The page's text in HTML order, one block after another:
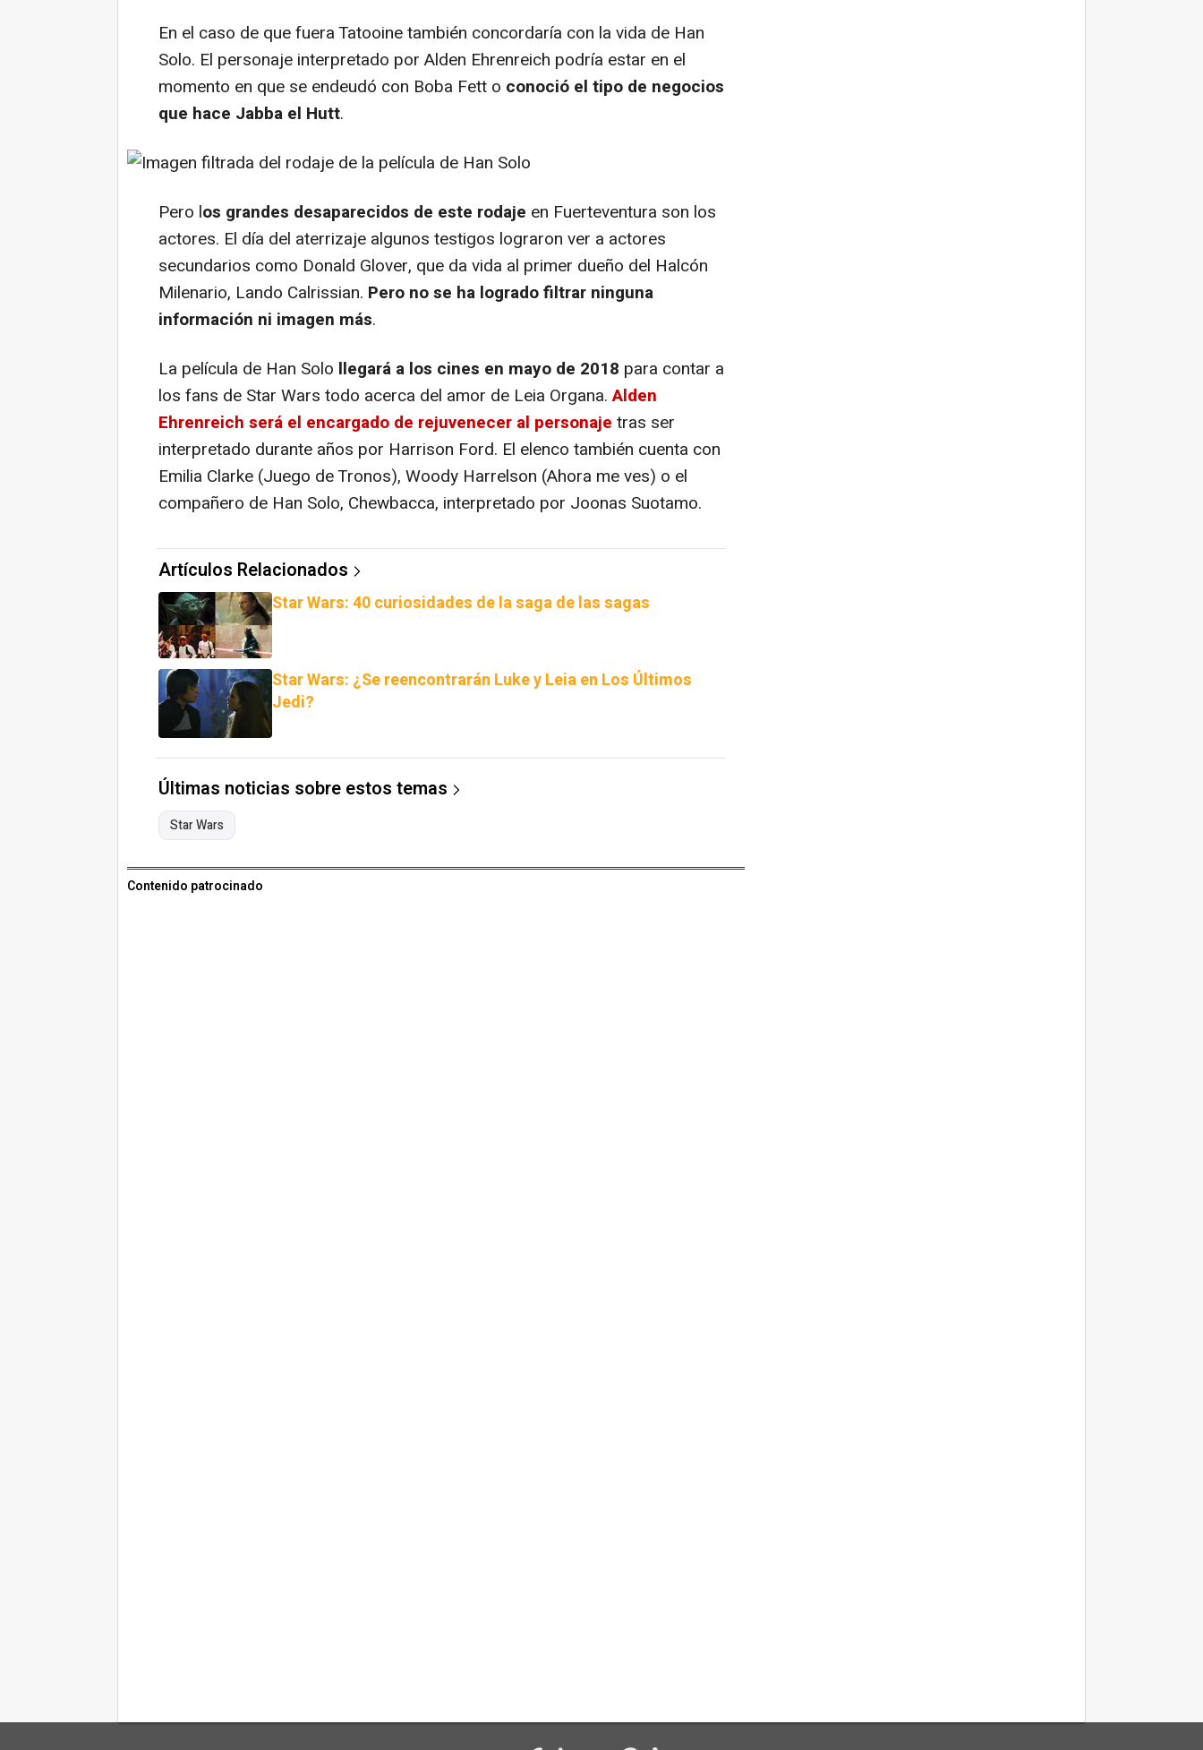
En el caso de que fuera Tatooine también concordaría con la vida de Han
Solo. El personaje interpretado por Alden Ehrenreich podría estar en el
momento en que se endeudó con Boba Fett o conoció el tipo de negocios
que hace Jabba el Hutt.
Pero los grandes desaparecidos de este rodaje en Fuerteventura son los
actores. El día del aterrizaje algunos testigos lograron ver a actores
secundarios como Donald Glover, que da vida al primer dueño del Halcón
Milenario, Lando Calrissian. Pero no se ha logrado filtrar ninguna
información ni imagen más.
La película de Han Solo llegará a los cines en mayo de 2018 para contar a
los fans de Star Wars todo acerca del amor de Leia Organa.Alden
Ehrenreich será el encargado de rejuvenecer al personaje tras ser
interpretado durante años por Harrison Ford. El elenco también cuenta con
Emilia Clarke (Juego de Tronos), Woody Harrelson (Ahora me ves) o el
compañero de Han Solo, Chewbacca, interpretado por Joonas Suotamo.
Artículos Relacionados
Star Wars: 40 curiosidades de la saga de las sagas
Star Wars: ¿Se reencontrarán Luke y Leia en Los Últimos
Jedi?
Últimas noticias sobre estos temas
Star Wars
Contenido patrocinado